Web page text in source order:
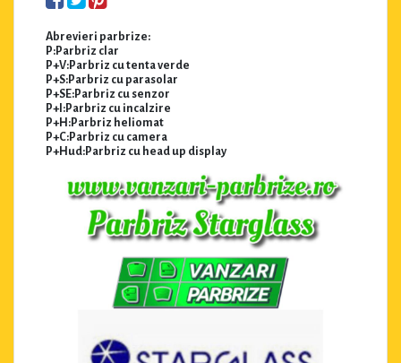
Abrevieri parbrize:
P:Parbriz clar
P+V:Parbriz cu tenta verde
P+S:Parbriz cu parasolar
P+SE:Parbriz cu senzor
P+I:Parbriz cu incalzire
P+H:Parbriz heliomat
P+C:Parbriz cu camera
P+Hud:Parbriz cu head up display